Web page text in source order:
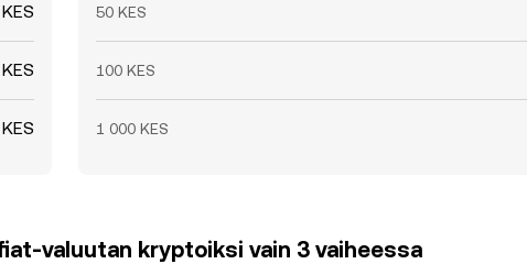
50 KES
100 KES
1 000 KES
valuutan kryptoiksi vain 3 vaiheessa